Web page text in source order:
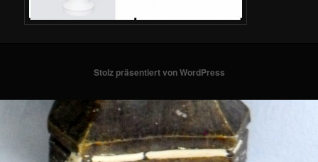
Stolz präsentiert von WordPress